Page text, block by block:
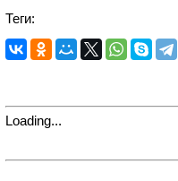
Теги:
Loading...